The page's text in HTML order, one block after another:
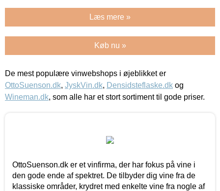
Læs mere »
Køb nu »
De mest populære vinwebshops i øjeblikket er
OttoSuenson.dk, JyskVin.dk, Densidsteflaske.dk og
Wineman.dk, som alle har et stort sortiment til gode priser.
OttoSuenson.dk er et vinfirma, der har fokus på vine i
den gode ende af spektret. De tilbyder dig vine fra de
klassiske områder, krydret med enkelte vine fra nogle af